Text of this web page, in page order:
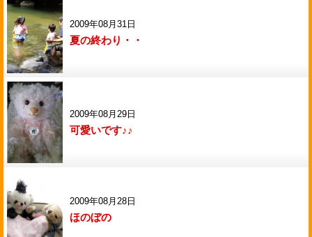
2009年08月31日
夏の終わり・・
2009年08月29日
可愛いです♪♪
2009年08月28日
ほのぼの